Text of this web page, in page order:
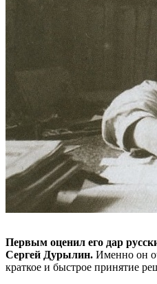
Первым оценил его дар
Сергей Дурылин. Именно он
краткое и быстрое принятие